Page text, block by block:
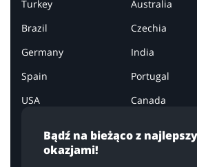
Bądź na bieżąco z
okazjami!
Turkey Australia
Brazil
Czechia
Germany
India
Spain
Portugal
USA
Canada